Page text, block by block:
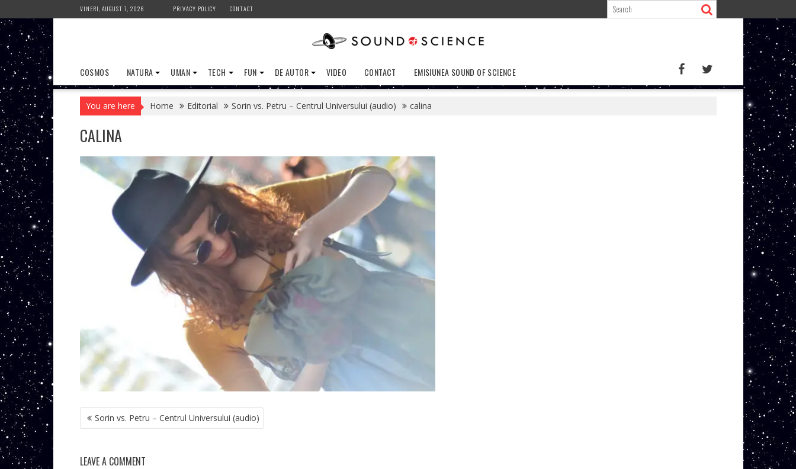
to
content
VINERI, AUGUST 7, 2026 PRIVACY POLICY CONTACT
COSMOS NATURA UMAN TECH FUN DE AUTOR VIDEO CONTACT EMISIUNEA SOUND OF SCIENCE
You are here Home Editorial Sorin vs. Petru – Centrul Universului (audio) calina
CALINA
NAVIGARE
ÎN Sorin vs. Petru – Centrul Universului (audio)
LEAVE A COMMENT